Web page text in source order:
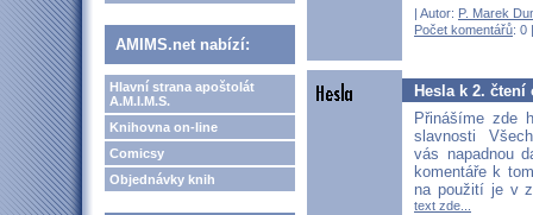
AMIMS.net nabízí:
Hlavní strana apoštolát
A.M.I.M.S.
Knihovna on-line
Comicsy
Objednávky knih
| Autor: P. Marek
Počet komentářů: 0
Hesla k 2.
Přinášíme zde
slavnosti
vás napadnou
komentáře k
na použití je v
text zde...